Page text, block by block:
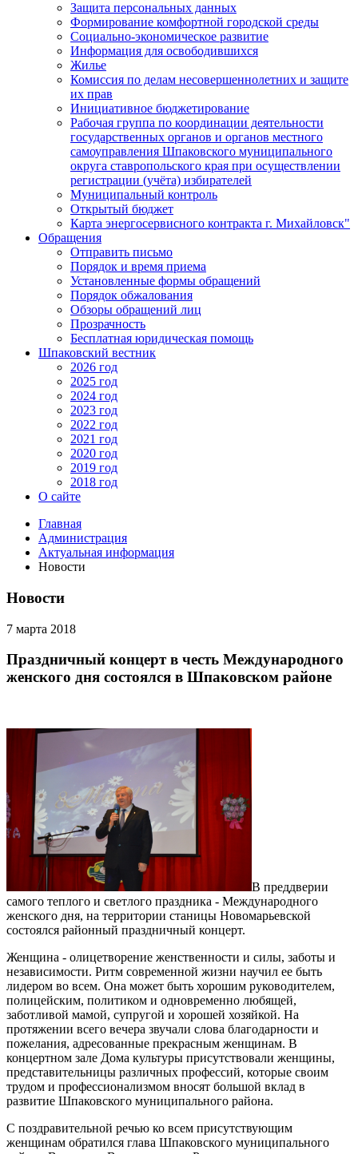
Защита персональных данных
Формирование комфортной городской среды
Социально-экономическое развитие
Информация для освободившихся
Жилье
Комиссия по делам несовершеннолетних и защите
их прав
Инициативное бюджетирование
Рабочая группа по координации деятельности
государственных органов и органов местного
самоуправления Шпаковского муниципального
округа ставропольского края при осуществлении
регистрации (учёта) избирателей
Муниципальный контроль
Открытый бюджет
Карта энергосервисного контракта г. Михайловск"
Обращения
Отправить письмо
Порядок и время приема
Установленные формы обращений
Порядок обжалования
Обзоры обращений лиц
Прозрачность
Бесплатная юридическая помощь
Шпаковский вестник
2026 год
2025 год
2024 год
2023 год
2022 год
2021 год
2020 год
2019 год
2018 год
О сайте
Главная
Администрация
Актуальная информация
Новости
Новости
7 марта 2018
Праздничный концерт в честь Международного
женского дня состоялся в Шпаковском районе
В преддверии
самого теплого и светлого праздника - Международного
женского дня, на территории станицы Новомарьевской
состоялся районный праздничный концерт.
Женщина - олицетворение женственности и силы, заботы и
независимости. Ритм современной жизни научил ее быть
лидером во всем. Она может быть хорошим руководителем,
полицейским, политиком и одновременно любящей,
заботливой мамой, супругой и хорошей хозяйкой. На
протяжении всего вечера звучали слова благодарности и
пожелания, адресованные прекрасным женщинам. В
концертном зале Дома культуры присутствовали женщины,
представительницы различных профессий, которые своим
трудом и профессионализмом вносят большой вклад в
развитие Шпаковского муниципального района.
С поздравительной речью ко всем присутствующим
женщинам обратился глава Шпаковского муниципального